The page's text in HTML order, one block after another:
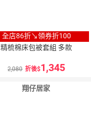
全店86折↘領券折100
精梳棉床包被套組 多款
2,080 折後 1,345
翔仔居家